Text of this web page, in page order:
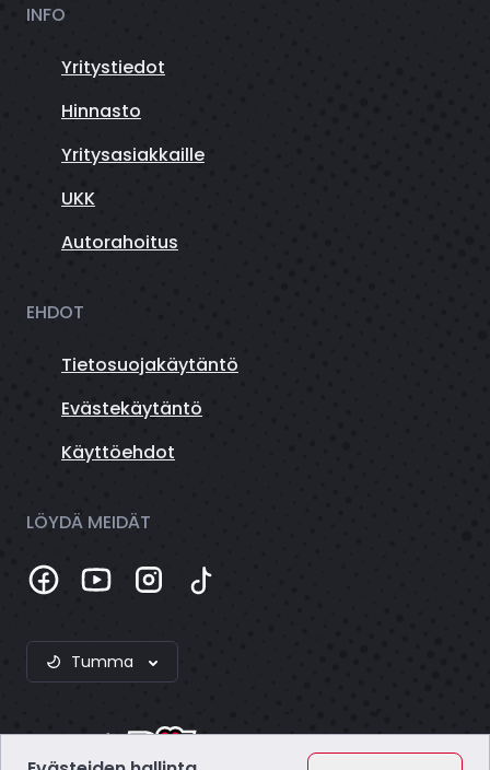
INFO
Yritystiedot
Hinnasto
Yritysasiakkaille
UKK
Autorahoitus
EHDOT
Tietosuojakäytäntö
Evästekäytäntö
Käyttöehdot
LÖYDÄ MEIDÄT
Tumma